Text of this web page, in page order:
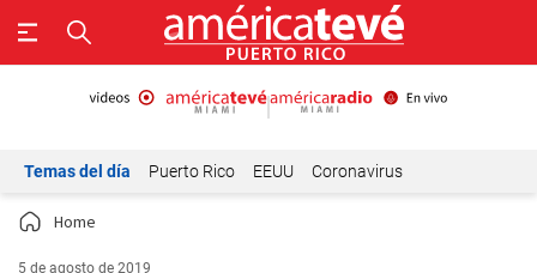
Temas del día Puerto Rico EEUU Coronavirus
Home
5 de agosto de 2019